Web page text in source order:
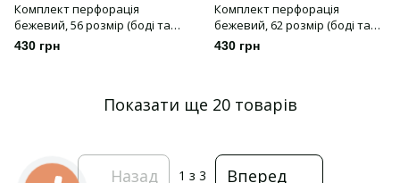
Комплект перфорація
бежевий, 56 розмір (боді та
повзунки)
430 грн
Комплект перфорація
бежевий, 62 розмір (боді та
повзунки)
430 грн
Показати ще 20 товарів
Назад 1 з 3 Вперед